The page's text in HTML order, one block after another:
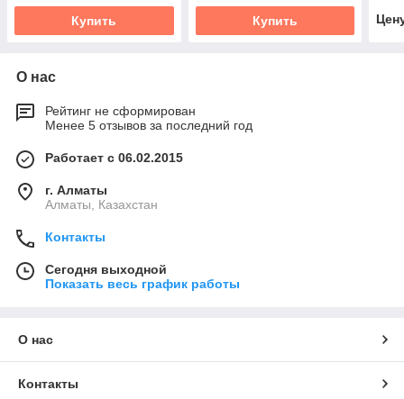
Купить Купить
О нас
Рейтинг не сформирован
Менее 5 отзывов за последний год
Работает с 06.02.2015
г. Алматы
Алматы, Казахстан
Контакты
Сегодня выходной
Показать весь график работы
О нас
Контакты